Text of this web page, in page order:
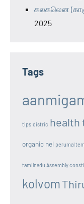
கலகலென
2025
Tags
tips distric health
organic nel perumal
tamilnadu Assembly
kolvom